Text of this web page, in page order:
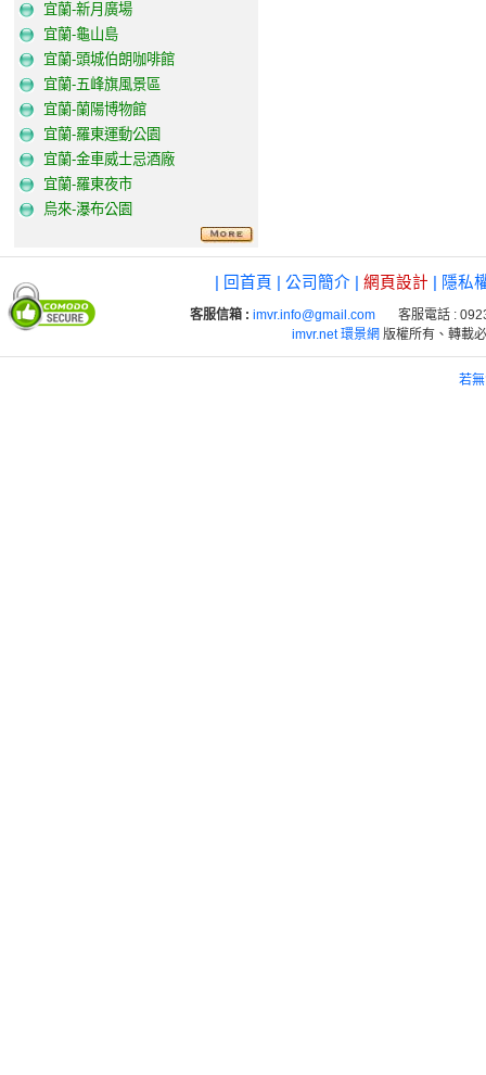
宜蘭-新月廣場
宜蘭-龜山島
宜蘭-頭城伯朗咖啡館
宜蘭-五峰旗風景區
宜蘭-蘭陽博物館
宜蘭-羅東運動公園
宜蘭-金車威士忌酒廠
宜蘭-羅東夜市
烏來-瀑布公園